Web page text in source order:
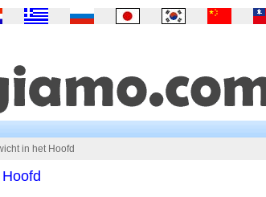
in het Hoofd